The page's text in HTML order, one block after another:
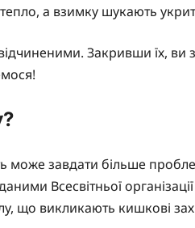
а взимку шукають
Закривши їх, ви
може завдати більше
Всесвітньої
що викликають кишкові